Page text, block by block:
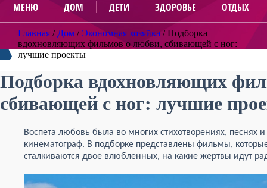
МЕНЮ ДОМ ДЕТИ ЗДОРОВЬЕ ОТДЫХ
Главная / Дом / Экономная хозяйка /Подборка
вдохновляющих фильмов о любви, сбивающей с ног:
лучшие проекты
Подборка вдохновляющих
сбивающей с ног: лучшие
Воспета любовь была во многих стихотворениях, песнях
кинематограф. В подборке представлены фильмы,
сталкиваются двое влюбленных, на какие жертвы идут